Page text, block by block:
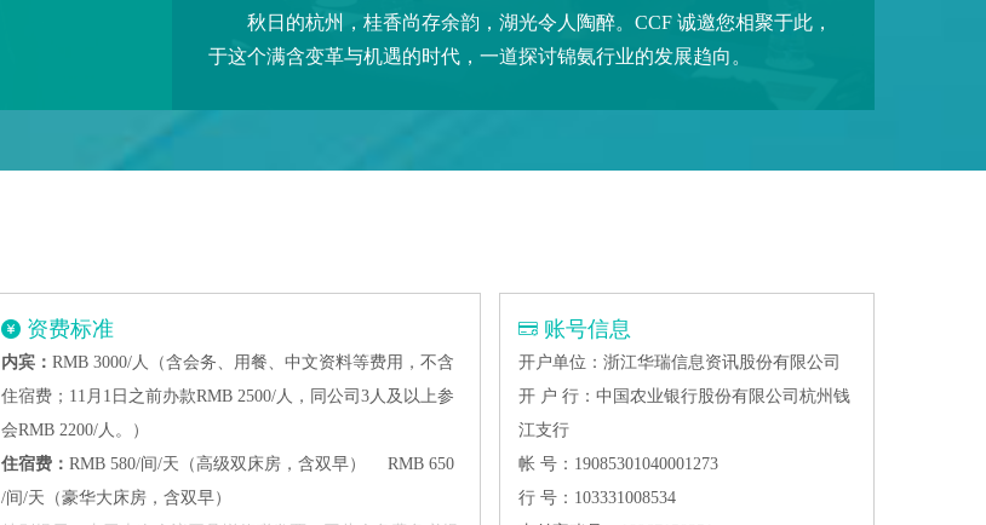
秋日的杭州，桂香尚存余韵，湖光令人陶醉。CCF 诚邀您相聚于此，
于这个满含变革与机遇的时代，一道探讨锦氨行业的发展趋向。
资费标准
内宾： RMB 3000/人（含会务、用餐、中文资料等费用，不含
住宿费；11月1日之前办款RMB 2500/人，同公司3人及以上参
会RMB 2200/人。）
住宿费： RMB 580/间/天（高级双床房，含双早）
RMB 650
/间/天（豪华大床房，含双早）
账号信息
开户单位：浙江华瑞信息资讯股份有限公司
开 户 行：中国农业银行股份有限公司杭州钱
江支行
帐 号：19085301040001273
行 号：103331008534